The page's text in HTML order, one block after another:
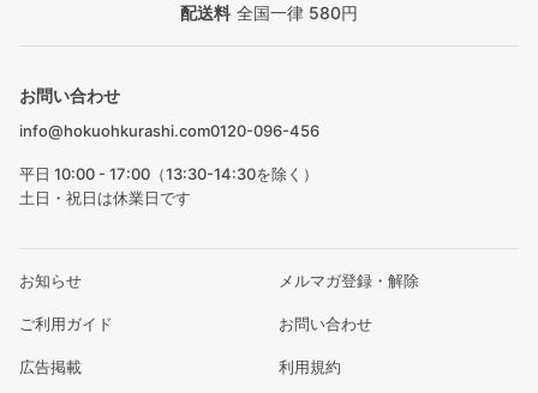
配送料 全国一律 580円
お問い合わせ
info@hokuohkurashi.com0120-096-456
平日 10:00 - 17:00（13:30-14:30を除く）
土日・祝日は休業日です
お知らせ メルマガ登録・解除
ご利用ガイド お問い合わせ
広告掲載 利用規約